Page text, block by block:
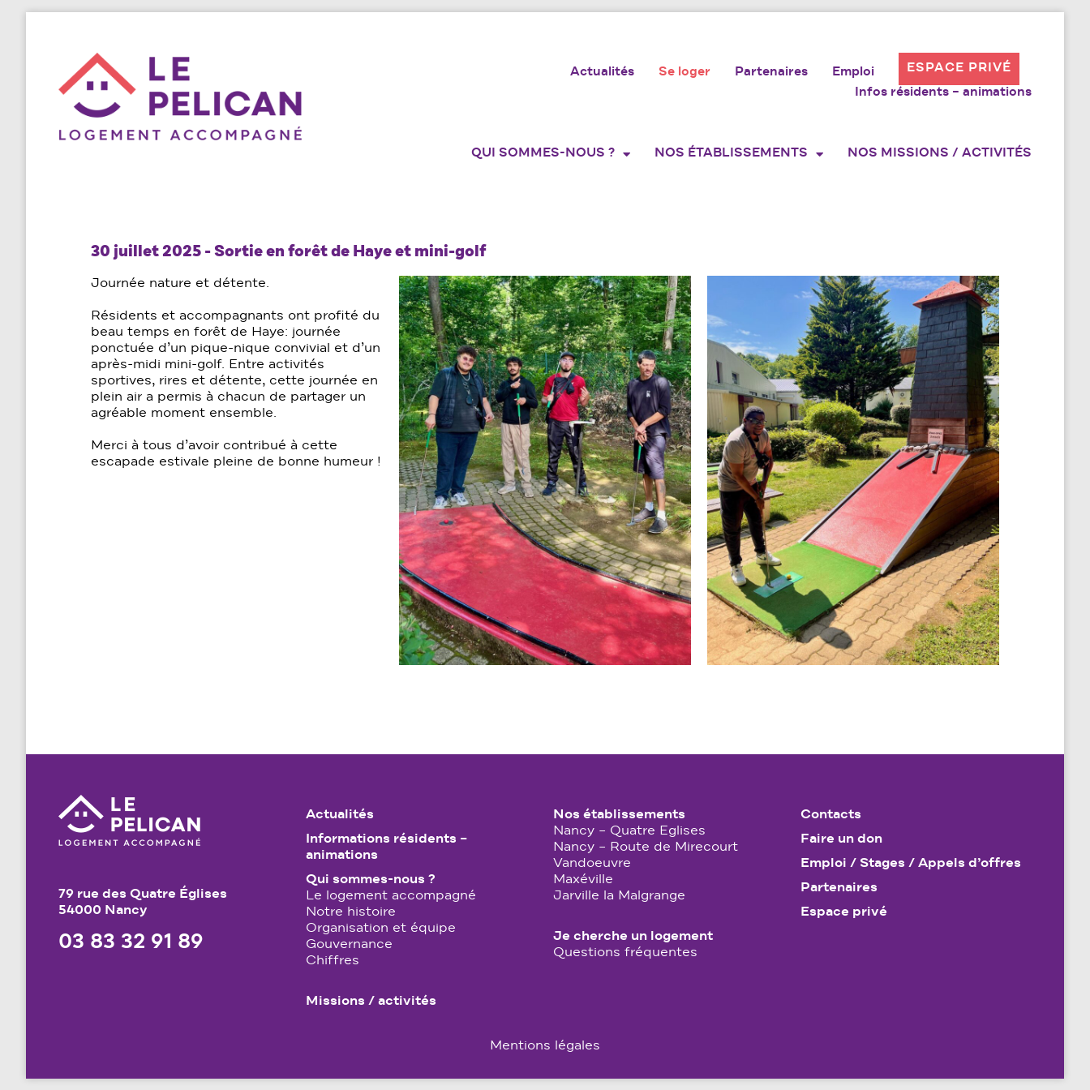
Actualités Se loger Partenaires Emploi
ESPACE PRIVÉ
Infos résidents – animations
QUI SOMMES-NOUS ? NOS ÉTABLISSEMENTS NOS MISSIONS / ACTIVITÉS
30 juillet 2025 - Sortie en forêt de Haye et mini-golf
Journée nature et détente.
Résidents et accompagnants ont profité du
beau temps en forêt de Haye: journée
ponctuée d’un pique-nique convivial et d’un
après-midi mini-golf. Entre activités
sportives, rires et détente, cette journée en
plein air a permis à chacun de partager un
agréable moment ensemble.
Merci à tous d’avoir contribué à cette
escapade estivale pleine de bonne humeur !
79 rue des Quatre Églises
54000 Nancy
03 83 32 91 89
Actualités
Informations résidents –
animations
Qui sommes-nous ?
Le logement accompagné
Notre histoire
Organisation et équipe
Gouvernance
Chiffres
Missions / activités
Nos établissements
Nancy – Quatre Eglises
Nancy – Route de Mirecourt
Vandoeuvre
Maxéville
Jarville la Malgrange
Je cherche un logement
Questions fréquentes
Contacts
Faire un don
Emploi / Stages / Appels d’offres
Partenaires
Espace privé
Mentions légales